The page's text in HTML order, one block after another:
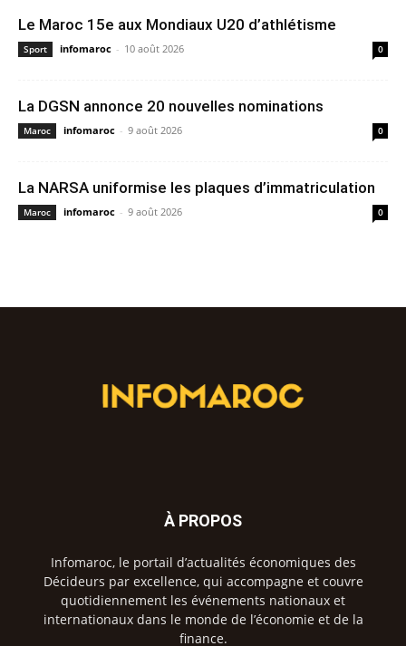
Le Maroc 15e aux Mondiaux U20 d’athlétisme
Sport infomaroc - 10 août 2026 0
La DGSN annonce 20 nouvelles nominations
Maroc infomaroc - 9 août 2026 0
La NARSA uniformise les plaques d’immatriculation
Maroc infomaroc - 9 août 2026 0
À PROPOS
Infomaroc, le portail d’actualités économiques des
Décideurs par excellence, qui accompagne et couvre
quotidiennement les événements nationaux et
internationaux dans le monde de l’économie et de la
finance.